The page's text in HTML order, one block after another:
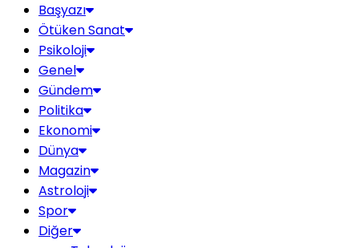
Başyazı
Ötüken Sanat
Psikoloji
Genel
Gündem
Politika
Ekonomi
Dünya
Magazin
Astroloji
Spor
Diğer